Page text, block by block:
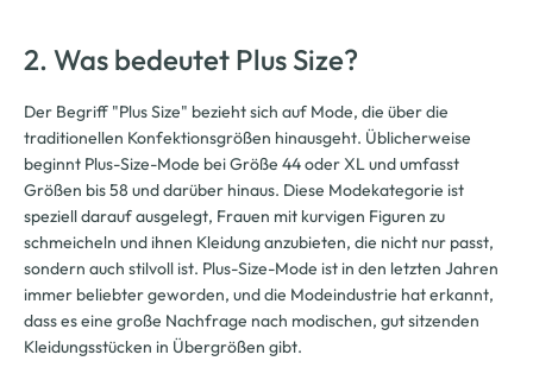
2. Was bedeutet Plus Size?
Der Begriff "Plus Size" bezieht sich auf Mode, die über die
traditionellen Konfektionsgrößen hinausgeht. Üblicherweise
beginnt Plus-Size-Mode bei Größe 44 oder XL und umfasst
Größen bis 58 und darüber hinaus. Diese Modekategorie ist
speziell darauf ausgelegt, Frauen mit kurvigen Figuren zu
schmeicheln und ihnen Kleidung anzubieten, die nicht nur passt,
sondern auch stilvoll ist. Plus-Size-Mode ist in den letzten Jahren
immer beliebter geworden, und die Modeindustrie hat erkannt,
dass es eine große Nachfrage nach modischen, gut sitzenden
Kleidungsstücken in Übergrößen gibt.